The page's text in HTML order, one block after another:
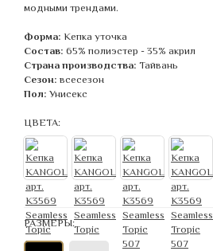
модными трендами.
Форма: Кепка уточка
Состав: 65% полиэстер - 35% акрил
Страна производства: Тайвань
Сезон: всесезон
Пол: Унисекс
ЦВЕТА:
РАЗМЕРЫ: